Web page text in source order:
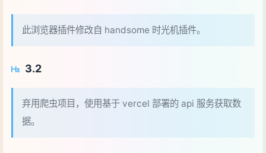
此浏览器插件修改自 handsome 时光机插件。
3.2
弃用爬虫项目，使用基于 vercel 部署的 api 服务获取数
据。